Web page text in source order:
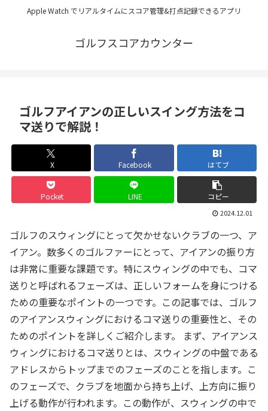
Apple Watch でリアルタイムにスコア管理&打点記録できるアプリ
ゴルフスコアカウンター
ゴルフアイアンの正しいスイング方法をコ
マ送りで解説！
X Facebook はてブ
Pocket LINE コピー
2024.12.01
ゴルフのスウィングにとって欠かせないクラブの一つ、ア
イアン。数多くのゴルファーにとって、アイアンの振り方
は非常に重要な課題です。特にスウィングの中でも、コマ
送りと呼ばれるフェーズは、正しいフォームを身につける
ための重要なポイントの一つです。この記事では、ゴルフ
のアイアンスウィングにおけるコマ送りの重要性と、その
ためのポイントを詳しくご紹介します。 まず、アイアンス
ウィングにおけるコマ送りとは、スウィングの中盤である
アドレスからトップまでのフェーズのことを指します。こ
のフェーズで、クラブを地面から持ち上げ、上方向に振り
上げる動作が行われます。この動作が、スウィングの中で